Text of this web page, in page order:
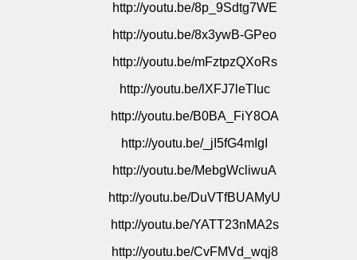
http://youtu.be/8p_9Sdtg7WE
http://youtu.be/8x3ywB-GPeo
http://youtu.be/mFztpzQXoRs
http://youtu.be/lXFJ7leTIuc
http://youtu.be/B0BA_FiY8OA
http://youtu.be/_jI5fG4mIgI
http://youtu.be/MebgWcliwuA
http://youtu.be/DuVTfBUAMyU
http://youtu.be/YATT23nMA2s
http://youtu.be/CvFMVd_wqj8